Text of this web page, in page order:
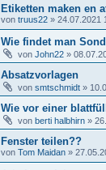
Etiketten maken en
von truus22 » 24.07.2021
Wie findet man
von John22 »
Absatzvorlagen
von smtschmidt »
Wie vor einer
von berti halbhirn »
Fenster teilen??
von Tom Maidan »